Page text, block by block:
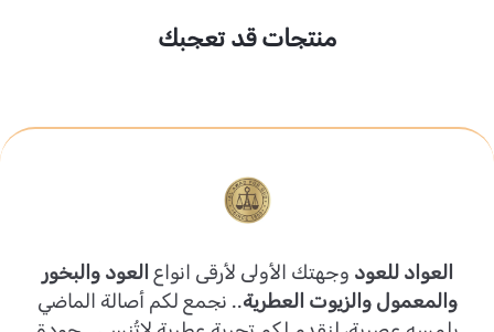
منتجات قد تعجبك
العواد للعود وجهتك الأولى لأرقى انواع العود والبخور
والمعمول والزيوت العطرية.. نجمع لكم أصالة الماضي